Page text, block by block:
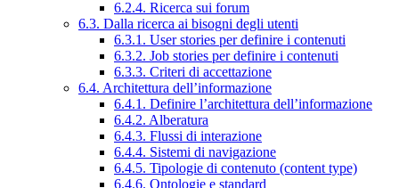
6.2.4. Ricerca sui forum
6.3. Dalla ricerca ai bisogni degli utenti
6.3.1. User stories per definire i contenuti
6.3.2. Job stories per definire i contenuti
6.3.3. Criteri di accettazione
6.4. Architettura dell’informazione
6.4.1. Definire l’architettura dell’informazione
6.4.2. Alberatura
6.4.3. Flussi di interazione
6.4.4. Sistemi di navigazione
6.4.5. Tipologie di contenuto (content type)
6.4.6. Ontologie e standard